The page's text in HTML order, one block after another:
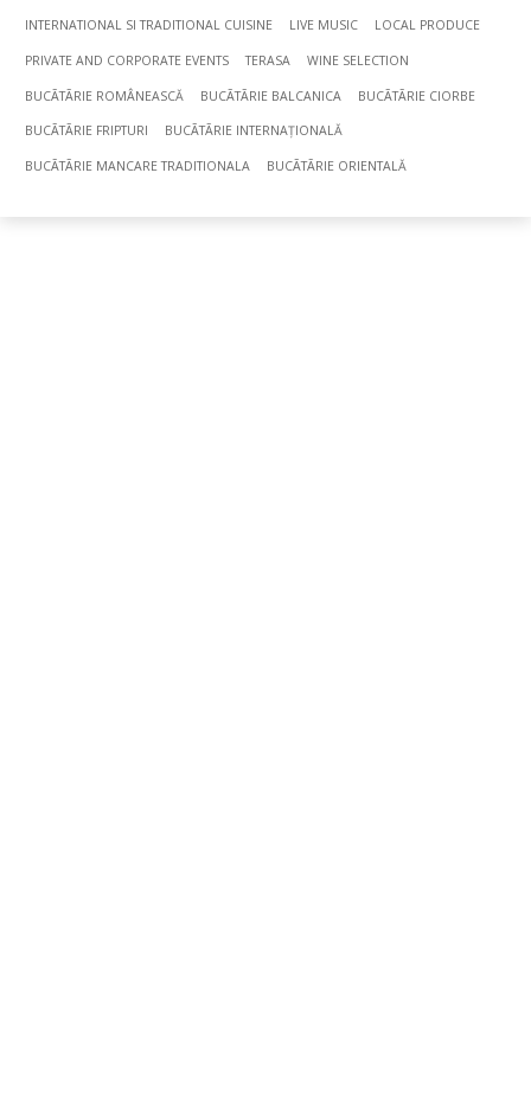
INTERNATIONAL SI TRADITIONAL CUISINE LIVE MUSIC LOCAL PRODUCE
PRIVATE AND CORPORATE EVENTS TERASA WINE SELECTION
BUCÃTÃRIE ROMÂNEASCĂ BUCÃTÃRIE BALCANICA BUCÃTÃRIE CIORBE
BUCÃTÃRIE FRIPTURI BUCÃTÃRIE INTERNAȚIONALĂ
BUCÃTÃRIE MANCARE TRADITIONALA BUCÃTÃRIE ORIENTALĂ